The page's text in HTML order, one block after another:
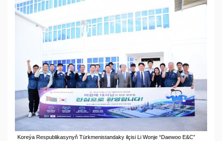
Koreýa Respublikasynyň Türkmenistandaky ilçisi Li Wonje “Daewoo E&C”